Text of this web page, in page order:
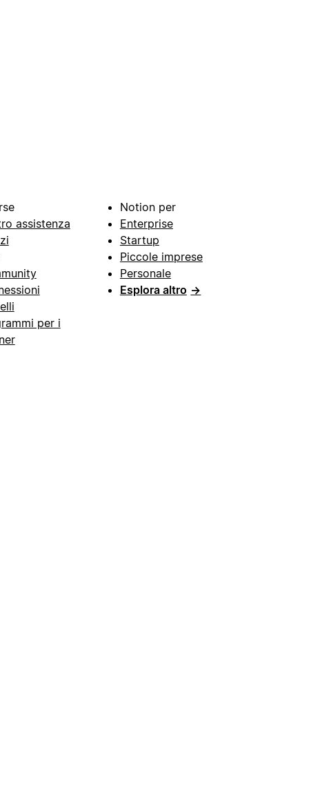
assistenza
per i
Notion per
Enterprise
Startup
Piccole imprese
Personale
Esplora altro →